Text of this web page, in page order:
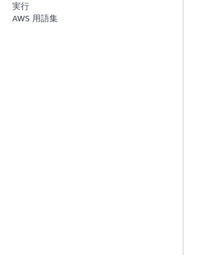
実行
AWS 用語集